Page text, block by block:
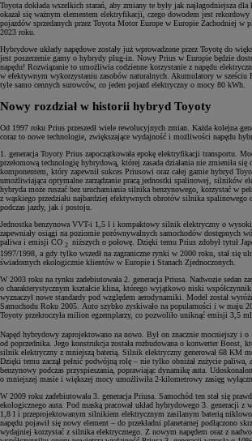
Toyota dokłada wszelkich starań, aby zmiany te były jak najłagodniejsza
okazał się ważnym elementem elektryfikacji, czego dowodem jest
pojazdów sprzedanych przez Toyota Motor Europe w Europie Zachodniej w
2023 roku.
Hybrydowe układy napędowe zostały już wprowadzone przez Toyotę do
jest poszerzenie gamy o hybrydy plug-in. Nowy Prius w Europie będzie
napędu! Rozwiązanie to umożliwia codzienne korzystanie z napędu
w efektywnym wykorzystaniu zasobów naturalnych. Akumulatory w sześciu
tyle samo cennych surowców, co jeden pojazd elektryczny o mocy 80 kWh.
Nowy rozdział w historii hybryd Toyoty
Od 1997 roku Prius przeszedł wiele rewolucyjnych zmian. Każda kolejna
coraz to nowe technologie, zwiększające wydajność i możliwości napędu
1. generacja Toyoty Prius zapoczątkowała epokę elektryfikacji transportu.
przełomową technologię hybrydową, której zasada działania nie zmieniła
komponentem, który zapewnił sukces Priusowi oraz całej gamie hybryd
umożliwiająca optymalne zarządzanie pracą jednostki spalinowej, silników
hybryda może ruszać bez uruchamiania silnika benzynowego, korzystać w
z wąskiego przedziału najbardziej efektywnych obrotów silnika spalinowego
podczas jazdy, jak i postoju.
Jednostka benzynowa VVT-i 1,5 l i kompaktowy silnik elektryczny o
zapewniały osiągi na poziomie porównywalnych samochodów dostępnych
paliwa i emisji CO 2 niższych o połowę. Dzięki temu Prius zdobył tytuł
1997/1998, a gdy tylko wszedł na zagraniczne rynki w 2000 roku, stał się
świadomych ekologicznie klientów w Europie i Stanach Zjednoczonych.
W 2003 roku na rynku zadebiutowała 2. generacja Priusa. Nadwozie sedan
o charakterystycznym kształcie klina, którego wyjątkowo niski
wyznaczył nowe standardy pod względem aerodynamiki. Model został
Samochodu Roku 2005. Auto szybko zyskiwało na popularności i w maju
Toyoty przekroczyła milion egzemplarzy, co pozwoliło uniknąć emisji 3,5
Napęd hybrydowy zaprojektowano na nowo. Był on znacznie mocniejszy i
od poprzednika. Jego konstrukcja została rozbudowana o konwerter Boost,
silnik elektryczny z mniejszą baterią. Silnik elektryczny generował 68 KM
Dzięki temu zaczął pełnić podwójną rolę – nie tylko obniżał zużycie paliwa,
benzynowy podczas przyspieszania, poprawiając dynamikę auta.
o mniejszej masie i większej mocy umożliwiła 2-kilometrowy zasięg
W 2009 roku zadebiutowała 3. generacja Priusa. Samochód ten stał się
ekologicznego auta. Pod maską pracował układ hybrydowego 3. generacji
1,8 l i przeprojektowanym silnikiem elektrycznym zasilanym baterią
napędu pojawił się nowy element – do przekładni planetarnej podłączono
wydajniej korzystać z silnika elektrycznego. Z nowym napędem oraz z